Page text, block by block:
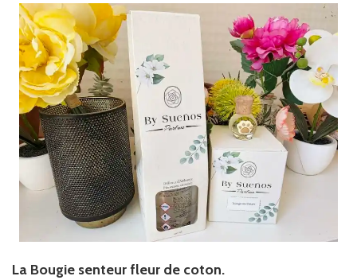
La Bougie senteur fleur de coton.